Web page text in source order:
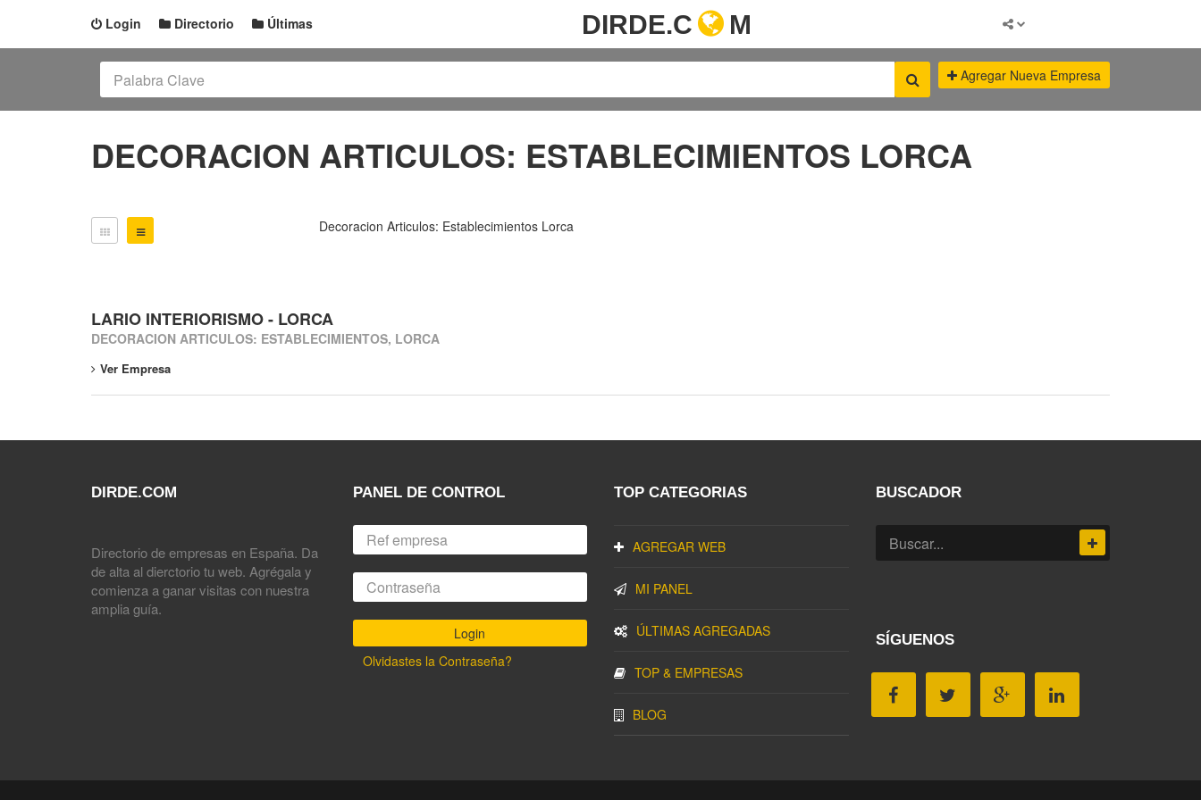
Login Directorio Últimas DIRDE.C M
Agregar Nueva Empresa
DECORACION ARTICULOS: ESTABLECIMIENTOS LORCA
Decoracion Articulos: Establecimientos Lorca
LARIO INTERIORISMO - LORCA
DECORACION ARTICULOS: ESTABLECIMIENTOS, LORCA
Ver Empresa
DIRDE.COM
Directorio de empresas en España. Da
de alta al dierctorio tu web. Agrégala y
comienza a ganar visitas con nuestra
amplia guía.
PANEL DE CONTROL
Olvidastes la Contraseña?
TOP CATEGORIAS
AGREGAR WEB
MI PANEL
ÚLTIMAS AGREGADAS
TOP & EMPRESAS
BLOG
BUSCADOR
SÍGUENOS